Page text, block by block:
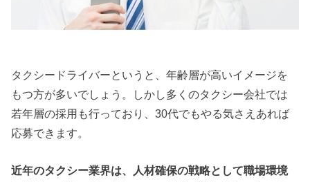
タクシードライバーというと、年齢層が高いイメージを
もつ方が多いでしょう。しかし多くのタクシー会社では
若年層の採用も行っており、30代でもやる気さえあれば
応募できます。
近年のタクシー業界は、人材確保の戦略として職場環境